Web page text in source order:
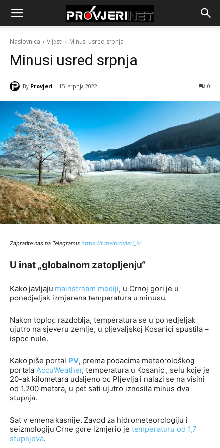
Naslovnica Vijesti Minusi usred srpnja
Minusi usred srpnja
By Provjeri 15. srpnja 2022. 0
Zapratite nas na Telegramu: https://t.me/provjeri_hr
U inat „globalnom zatopljenju“
Kako javljaju mainstream mediji, u Crnoj gori je u
ponedjeljak izmjerena temperatura u minusu.
Nakon toplog razdoblja, temperatura se u ponedjeljak
ujutro na sjeveru zemlje, u pljevaljskoj Kosanici spustila –
ispod nule.
Kako piše portal PV, prema podacima meteorološkog
portala AccuWeather, temperatura u Kosanici, selu koje je
20-ak kilometara udaljeno od Pljevlja i nalazi se na visini
od 1.200 metara, u pet sati ujutro iznosila minus dva
stupnja.
Sat vremena kasnije, Zavod za hidrometeorologiju i
seizmologiju Crne gore izmjerio je temperaturu od 1,7
stupnjeva.